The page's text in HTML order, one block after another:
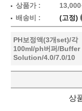
상품가 : 13,000
배송비 : (고정)
PH보정액(3개set)/각
100ml/ph버퍼/Buffer
Solution/4.0/7.0/10
상